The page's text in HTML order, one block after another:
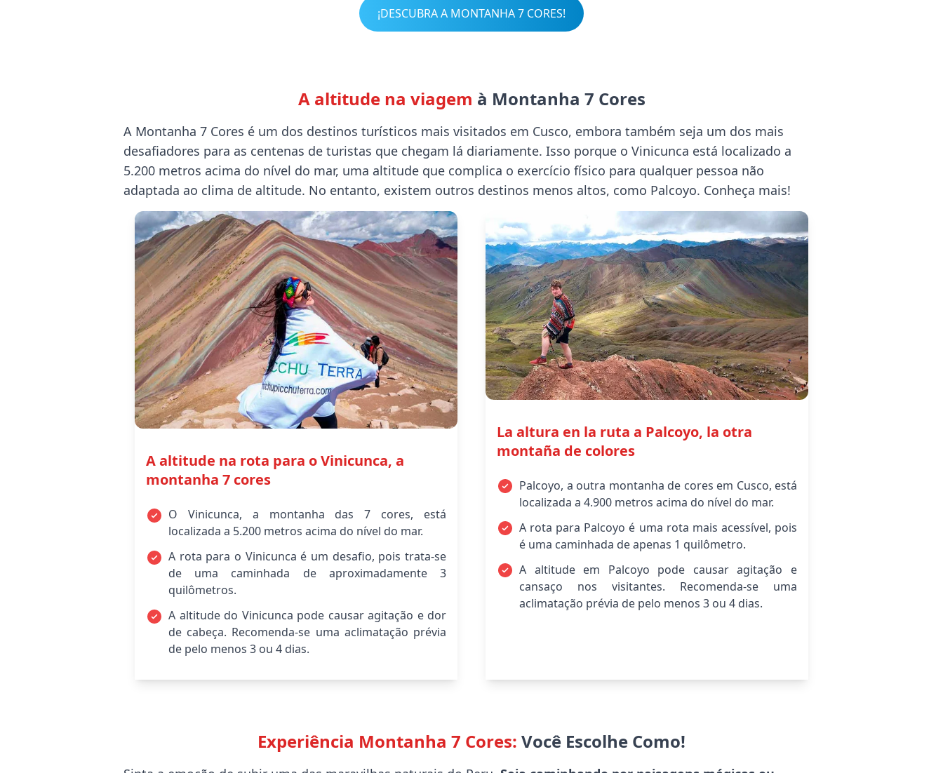
¡DESCUBRA A MONTANHA 7 CORES!
A altitude na viagem à Montanha 7 Cores
A Montanha 7 Cores é um dos destinos turísticos mais visitados em Cusco, embora também seja um dos mais
desafiadores para as centenas de turistas que chegam lá diariamente. Isso porque o Vinicunca está localizado a
5.200 metros acima do nível do mar, uma altitude que complica o exercício físico para qualquer pessoa não
adaptada ao clima de altitude. No entanto, existem outros destinos menos altos, como Palcoyo. Conheça mais!
A altitude na rota para o Vinicunca, a
montanha 7 cores
O Vinicunca, a montanha das 7 cores, está
localizada a 5.200 metros acima do nível do mar.
A rota para o Vinicunca é um desafio, pois trata-se
de uma caminhada de aproximadamente 3
quilômetros.
A altitude do Vinicunca pode causar agitação e dor
de cabeça. Recomenda-se uma aclimatação prévia
de pelo menos 3 ou 4 dias.
La altura en la ruta a Palcoyo, la otra
montaña de colores
Palcoyo, a outra montanha de cores em Cusco, está
localizada a 4.900 metros acima do nível do mar.
A rota para Palcoyo é uma rota mais acessível, pois
é uma caminhada de apenas 1 quilômetro.
A altitude em Palcoyo pode causar agitação e
cansaço nos visitantes. Recomenda-se uma
aclimatação prévia de pelo menos 3 ou 4 dias.
Experiência Montanha 7 Cores: Você Escolhe Como!